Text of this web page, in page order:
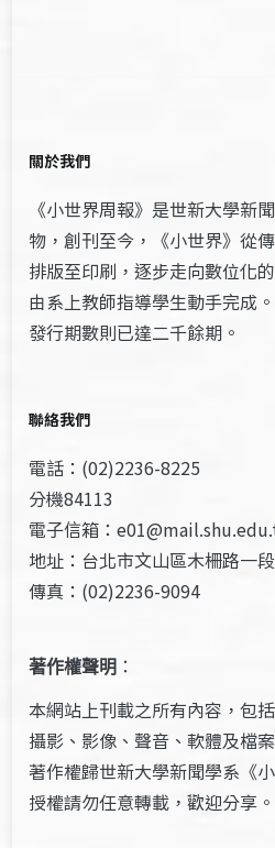
關於我們
《小世界周報》是世新大學新
物，創刊至今，《小世界》從
排版至印刷，逐步走向數位化
由系上教師指導學生動手完成
發行期數則已達二千餘期。
聯絡我們
電話：(02)2236-8225
分機84113
電子信箱：
地址：台北市文山區木柵路一
傳真：(02)2236-9094
著作權聲明 ：
本網站上刊載之所有內容，包
攝影、影像、聲音、軟體及檔
著作權歸世新大學新聞學系《
授權請勿任意轉載，歡迎分享。